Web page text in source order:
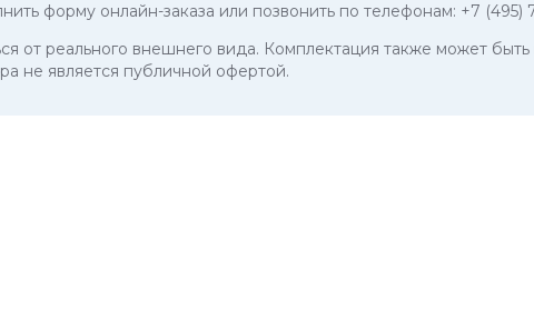
форму онлайн-заказа или позвонить по телефонам: +7 (495)
от реального внешнего вида. Комплектация также может
не является публичной офертой.